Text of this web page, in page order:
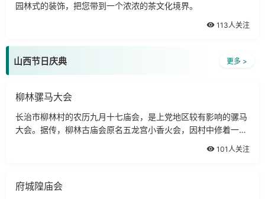
园林式的装饰，把您带到一个浓浓的茶文化境界。
113人关注
山西节日庆典 更多 >
柳林骡马大会
长治市柳林村的农历九月十七庙会，是上党地区较有影响的骡马
大会。据传，柳林古庙会原名五龙宫小香火会，因村中修着一座
101人关注
府城隍庙会